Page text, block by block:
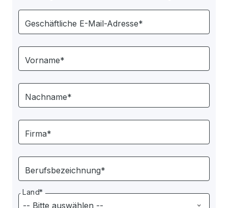
Geschäftliche E-Mail-Adresse*
Vorname*
Nachname*
Firma*
Berufsbezeichnung*
Land*